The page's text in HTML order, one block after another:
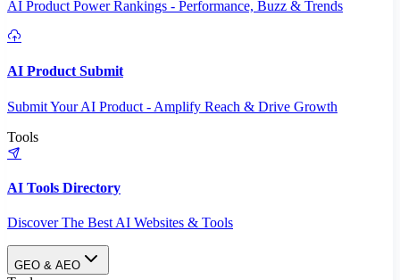
AI Product Power Rankings - Performance, Buzz & Trends
AI Product Submit
Submit Your AI Product - Amplify Reach & Drive Growth
Tools
AI Tools Directory
Discover The Best AI Websites & Tools
GEO & AEO